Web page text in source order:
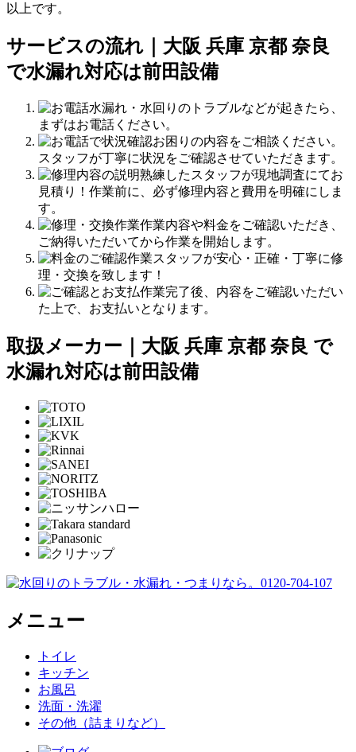
以上です。
サービスの流れ｜大阪 兵庫 京都 奈良
で水漏れ対応は前田設備
水漏れ・水回りのトラブルなどが起きたら、
まずはお電話ください。
お困りの内容をご相談ください。
スタッフが丁寧に状況をご確認させていただきます。
熟練したスタッフが現地調査にてお
見積り！作業前に、必ず修理内容と費用を明確にしま
す。
作業内容や料金をご確認いただき、
ご納得いただいてから作業を開始します。
作業スタッフが安心・正確・丁寧に修
理・交換を致します！
作業完了後、内容をご確認いただい
た上で、お支払いとなります。
取扱メーカー｜大阪 兵庫 京都 奈良 で
水漏れ対応は前田設備
メニュー
トイレ
キッチン
お風呂
洗面・洗濯
その他（詰まりなど）